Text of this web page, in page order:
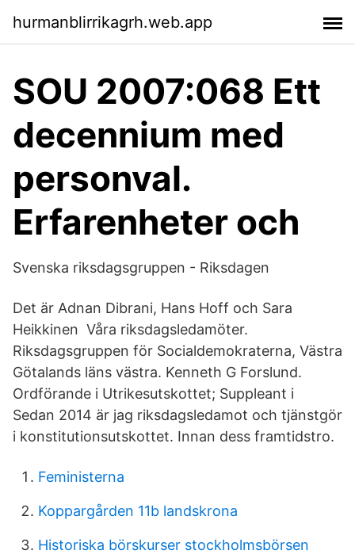
hurmanblirrikagrh.web.app
SOU 2007:068 Ett
decennium med
personval.
Erfarenheter och
Svenska riksdagsgruppen - Riksdagen
Det är Adnan Dibrani, Hans Hoff och Sara
Heikkinen Våra riksdagsledamöter.
Riksdagsgruppen för Socialdemokraterna, Västra
Götalands läns västra. Kenneth G Forslund.
Ordförande i Utrikesutskottet; Suppleant i
Sedan 2014 är jag riksdagsledamot och tjänstgör
i konstitutionsutskottet. Innan dess framtidstro.
Feministerna
Koppargården 11b landskrona
Historiska börskurser stockholmsbörsen